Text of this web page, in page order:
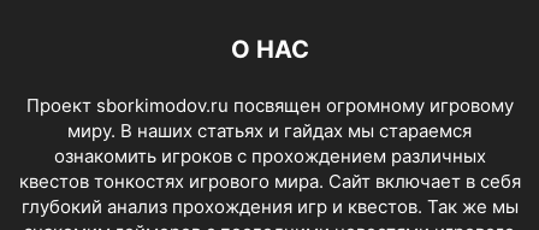
О НАС
Проект sborkimodov.ru посвящен огромному игровому
миру. В наших статьях и гайдах мы стараемся
ознакомить игроков с прохождением различных
квестов тонкостях игрового мира. Сайт включает в себя
глубокий анализ прохождения игр и квестов. Так же мы